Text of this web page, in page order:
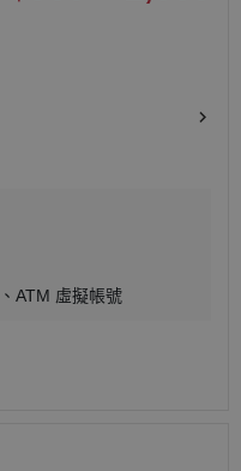
ATM 虛擬帳號